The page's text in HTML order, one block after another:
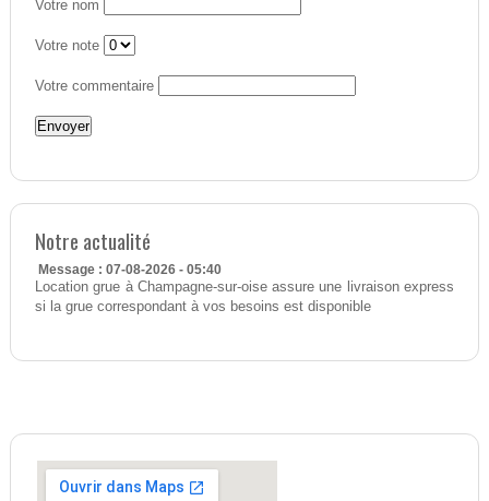
Votre nom
Votre note
Votre commentaire
Notre actualité
Message : 07-08-2026 - 05:40
Location grue à Champagne-sur-oise assure une livraison express
si la grue correspondant à vos besoins est disponible